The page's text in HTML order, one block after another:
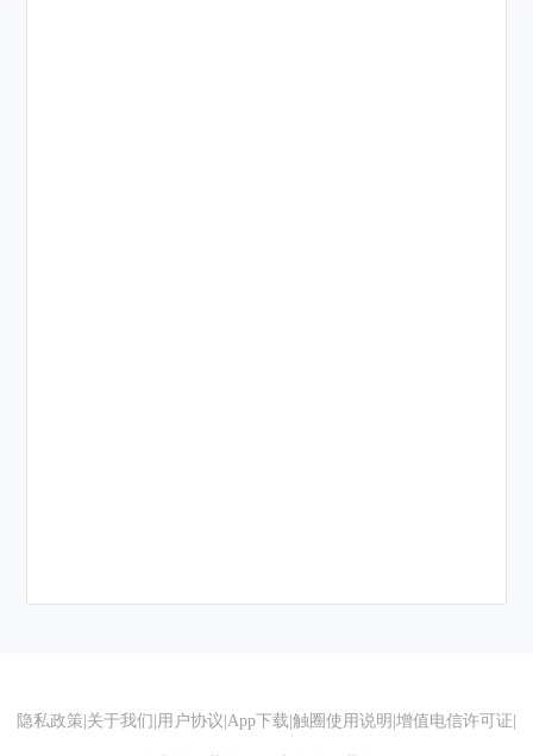
隐私政策 关于我们 用户协议 App下载 触圈使用说明 增值电信许可证